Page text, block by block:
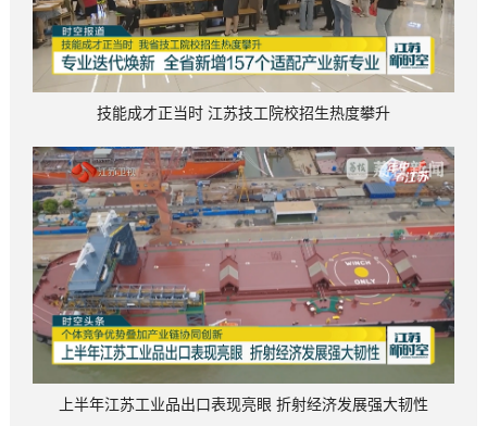
技能成才正当时 江苏技工院校招生热度攀升
上半年江苏工业品出口表现亮眼 折射经济发展强大韧性